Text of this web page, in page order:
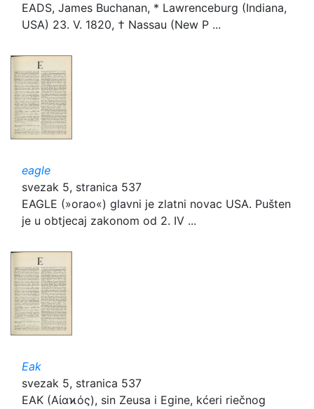
EADS, James Buchanan, * Lawrenceburg (Indiana,
USA) 23. V. 1820, † Nassau (New P ...
eagle
svezak 5, stranica 537
EAGLE (»orao«) glavni je zlatni novac USA. Pušten
je u obtjecaj zakonom od 2. IV ...
Eak
svezak 5, stranica 537
EAK (Αἰαϰός), sin Zeusa i Egine, kćeri riečnog